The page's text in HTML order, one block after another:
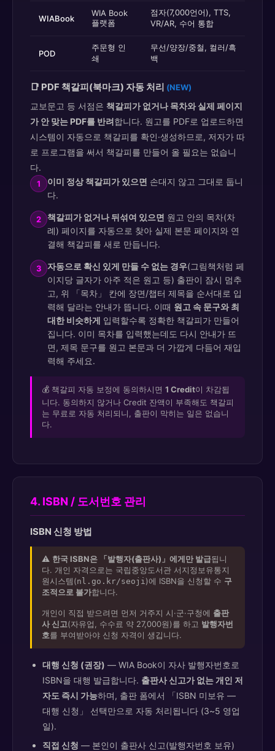
WIABook
WIA Book
플랫폼
점자(7,000언어), TTS,
VR/AR, 수어 통합
POD
주문형 인
쇄
무선/양장/중철, 컬러/흑
백
📑 PDF 책갈피(북마크) 자동 처리 (NEW)
교보문고 등 서점은 책갈피가 없거나 목차와 실제 페이지
가 안 맞는 PDF를 반려합니다. 원고를 PDF로 업로드하면
시스템이 자동으로 책갈피를 확인·생성하므로, 저자가 따
로 프로그램을 써서 책갈피를 만들어 올 필요는 없습니
다.
1 이미 정상 책갈피가 있으면 손대지 않고 그대로 둡니
다.
2 책갈피가 없거나 뒤섞여 있으면 원고 안의 목차(차
례) 페이지를 자동으로 찾아 실제 본문 페이지와 연
결해 책갈피를 새로 만듭니다.
3 자동으로 확신 있게 만들 수 없는 경우(그림책처럼 페
이지당 글자가 아주 적은 원고 등) 출판이 잠시 멈추
고, 위 「목차」 칸에 장면/챕터 제목을 순서대로 입
력해 달라는 안내가 뜹니다. 이때 원고 속 문구와 최
대한 비슷하게 입력할수록 정확한 책갈피가 만들어
집니다. 이미 목차를 입력했는데도 다시 안내가 뜨
면, 제목 문구를 원고 본문과 더 가깝게 다듬어 재입
력해 주세요.
💰 책갈피 자동 보정에 동의하시면 1 Credit이 차감됩
니다. 동의하지 않거나 Credit 잔액이 부족해도 책갈피
는 무료로 자동 처리되니, 출판이 막히는 일은 없습니
다.
4. ISBN / 도서번호 관리
ISBN 신청 방법
⚠️ 한국 ISBN은 「발행자(출판사)」에게만 발급됩니
다. 개인 자격으로는 국립중앙도서관 서지정보유통지
원시스템(nl.go.kr/seoji)에 ISBN을 신청할 수 구
조적으로 불가합니다.
개인이 직접 받으려면 먼저 거주지 시·군·구청에 출판
사 신고(자유업, 수수료 약 27,000원)를 하고 발행자번
호를 부여받아야 신청 자격이 생깁니다.
대행 신청 (권장) — WIA Book이 자사 발행자번호로
ISBN을 대행 발급합니다. 출판사 신고가 없는 개인 저
자도 즉시 가능하며, 출판 폼에서 「ISBN 미보유 —
대행 신청」 선택만으로 자동 처리됩니다 (3~5 영업
일).
직접 신청 — 본인이 출판사 신고(발행자번호 보유)